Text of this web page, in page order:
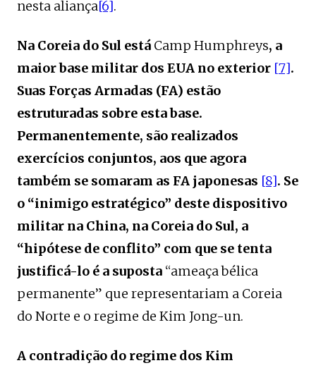
nesta aliança[6].
Na Coreia do Sul está Camp Humphreys, a
maior base militar dos EUA no exterior [7].
Suas Forças Armadas (FA) estão
estruturadas sobre esta base.
Permanentemente, são realizados
exercícios conjuntos, aos que agora
também se somaram as FA japonesas [8]. Se
o “inimigo estratégico” deste dispositivo
militar na China, na Coreia do Sul, a
“hipótese de conflito” com que se tenta
justificá-lo é a suposta “ameaça bélica
permanente” que representariam a Coreia
do Norte e o regime de Kim Jong-un.
A contradição do regime dos Kim